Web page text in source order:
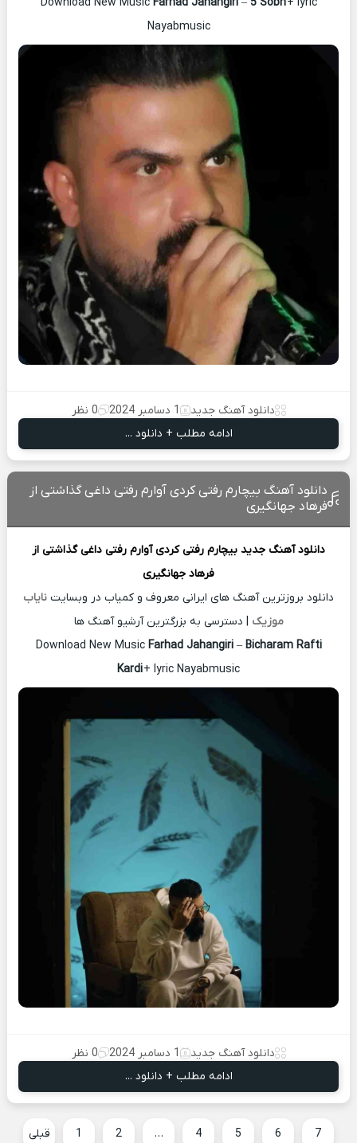
Nayabmusic
دانلود آهنگ جدید 1 دسامبر 2024
0 نظر
ادامه مطلب + دانلود ...
دانلود آهنگ بیچارم رفتی کردی آوارم رفتی داغی گذاشتی از
فرهاد جهانگیری
دانلود آهنگ جدید بیچارم رفتی کردی آوارم رفتی داغی گذاشتی از
فرهاد جهانگیری
دانلود بروزترین آهنگ های ایرانی معروف و کمیاب در وبسایت نایاب
موزیک | دسترسی به بزرگترین آرشیو آهنگ ها
Download New Music Farhad Jahangiri– Bicharam Rafti
Kardi+ lyric Nayabmusic
دانلود آهنگ جدید 1 دسامبر 2024
0 نظر
ادامه مطلب + دانلود ...
قبلی 1 2 … 4 5 6 7